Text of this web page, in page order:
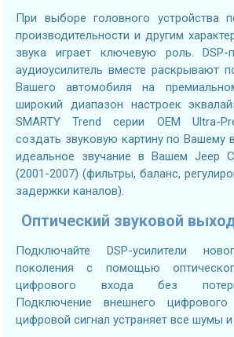
При выборе головного устройства
производительности и другим
звука играет ключевую роль.
аудиоусилитель вместе раскрывают
Вашего автомобиля на
широкий диапазон настроек
SMARTY Trend серии OEM Ultra-
создать звуковую картину по Вашему
идеальное звучание в Вашем Jeep
(2001-2007) (фильтры, баланс,
задержки каналов).
Оптический звуковой
Подключайте DSP-усилители
поколения с помощью
цифрового входа без
Подключение внешнего цифрового
цифровой сигнал устраняет все шумы